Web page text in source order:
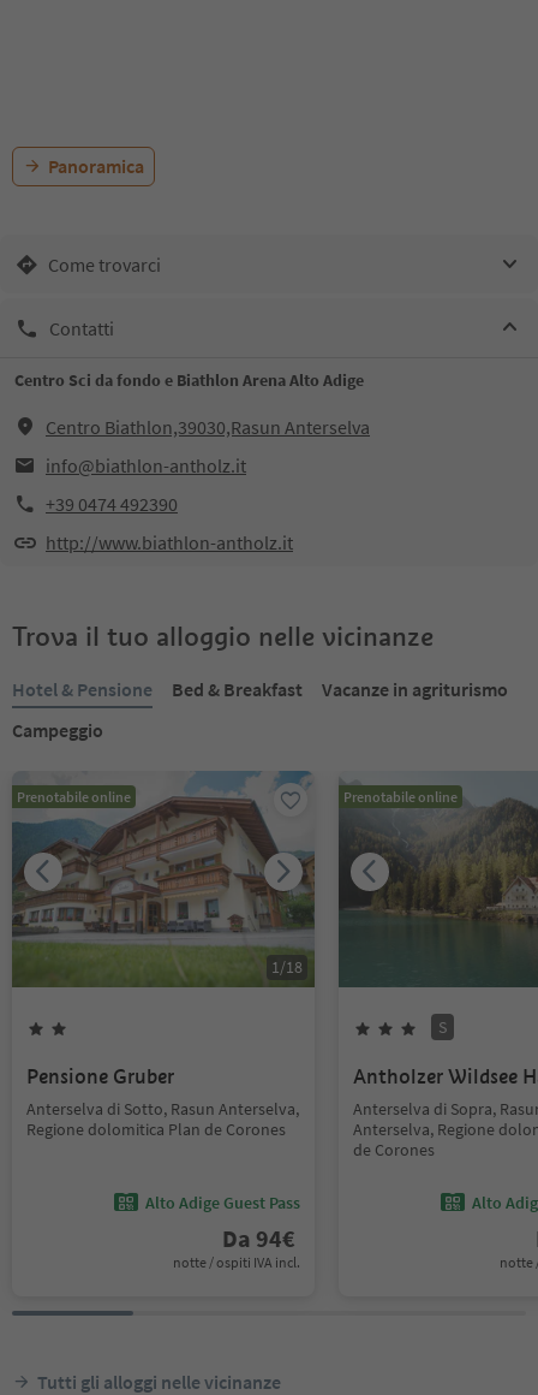
Panoramica
Come trovarci
Contatti
Centro Sci da fondo e Biathlon Arena Alto Adige
Centro Biathlon,39030,Rasun Anterselva
info@biathlon-antholz.it
+39 0474 492390
http://www.biathlon-antholz.it
Trova il tuo alloggio nelle vicinanze
Hotel & Pensione Bed & Breakfast
Vacanze in agriturismo
Campeggio
Prenotabile online
1/18
Pensione Gruber
Anterselva di Sotto, Rasun Anterselva,
Regione dolomitica Plan de Corones
Alto Adige Guest Pass
Da 94€
notte / ospiti IVA incl.
Prenotabile online
S
Antholzer Wildsee
Anterselva di Sopra,
Anterselva, Regione
de Corones
Alto
notte
Tutti gli alloggi nelle vicinanze